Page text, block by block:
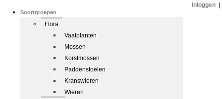
Soortgroepen
Flora
Vaatplanten
Mossen
Korstmossen
Paddenstoelen
Kranswieren
Wieren
Inloggen